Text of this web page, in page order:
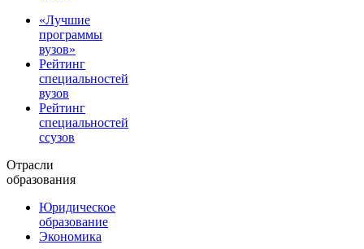
«Лучшие
программы
вузов»
Рейтинг
специальностей
вузов
Рейтинг
специальностей
ссузов
Отрасли
образования
Юридическое
образование
Экономика